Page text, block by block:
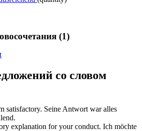
(1)
со словом
satisfactory. Seine Antwort war alles
.
explanation for your conduct. Ich möchte